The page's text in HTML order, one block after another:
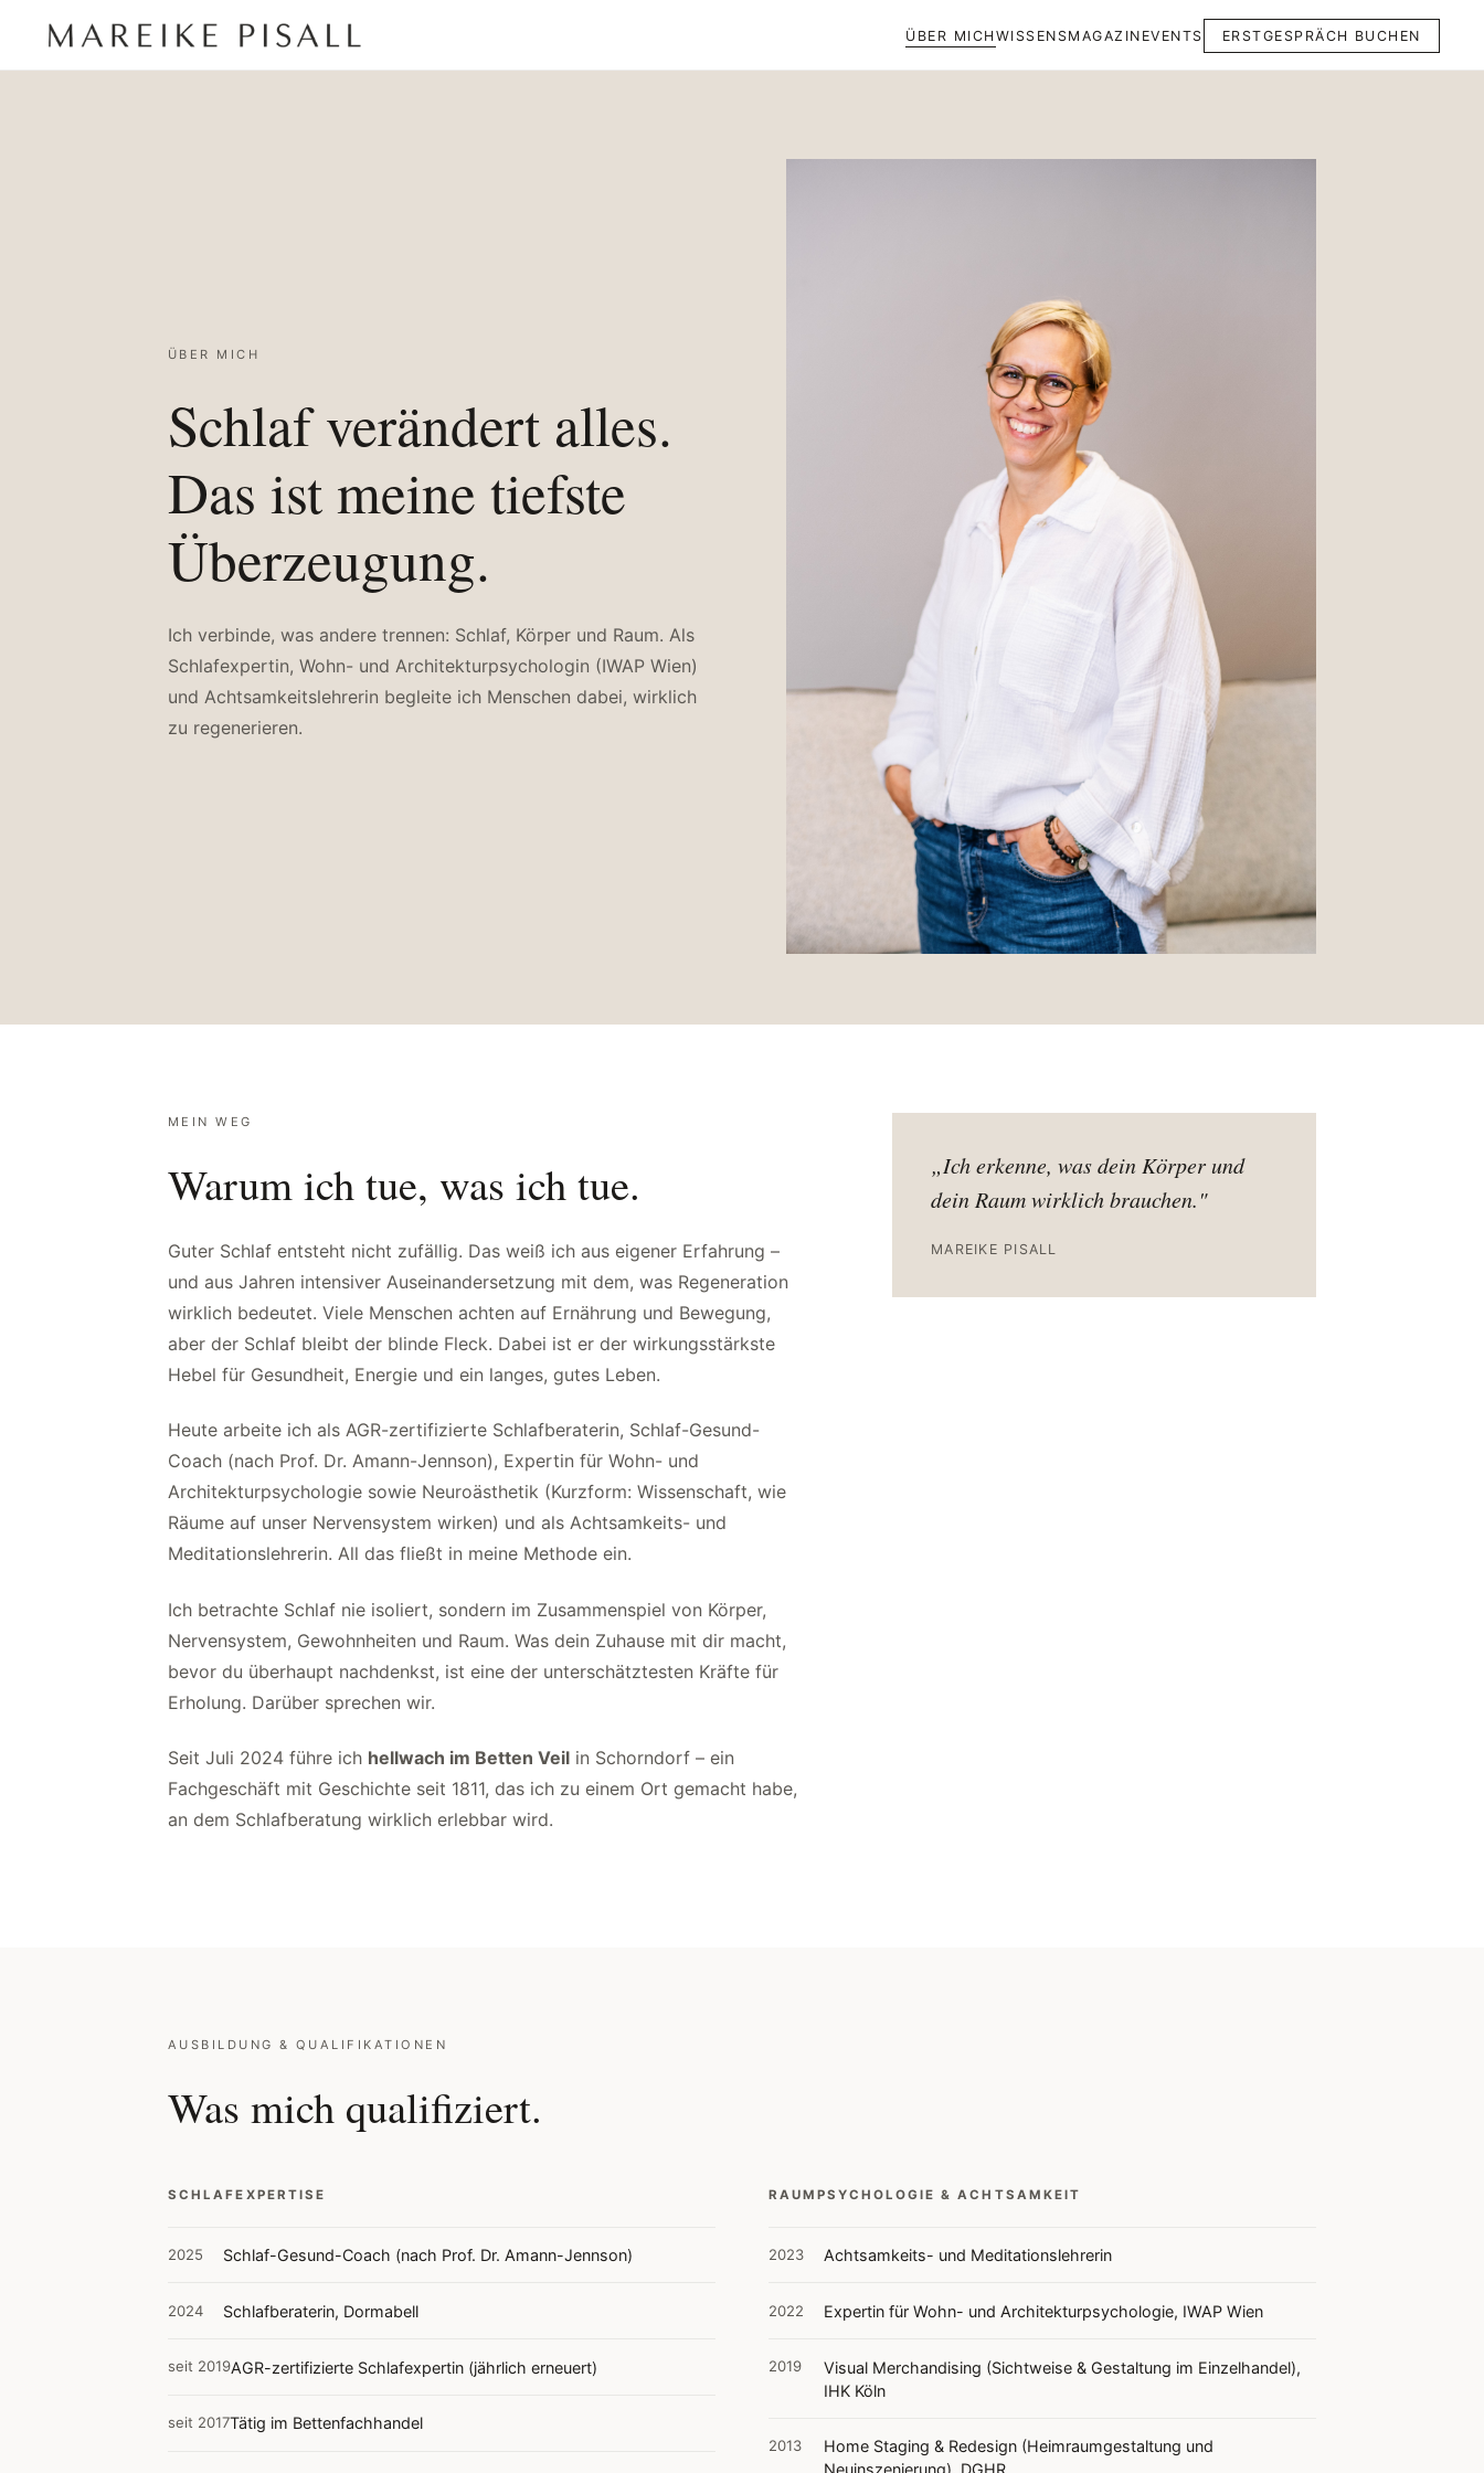
ÜBER MICHWISSENSMAGAZIN EVENTS ERSTGESPRÄCH BUCHEN
ÜBER MICH
Schlaf verändert alles.
Das ist meine tiefste
Überzeugung.
Ich verbinde, was andere trennen: Schlaf, Körper und Raum. Als
Schlafexpertin, Wohn- und Architekturpsychologin (IWAP Wien)
und Achtsamkeitslehrerin begleite ich Menschen dabei, wirklich
zu regenerieren.
MEIN WEG
Warum ich tue, was ich tue.
Guter Schlaf entsteht nicht zufällig. Das weiß ich aus eigener Erfahrung –
und aus Jahren intensiver Auseinandersetzung mit dem, was Regeneration
wirklich bedeutet. Viele Menschen achten auf Ernährung und Bewegung,
aber der Schlaf bleibt der blinde Fleck. Dabei ist er der wirkungsstärkste
Hebel für Gesundheit, Energie und ein langes, gutes Leben.
Heute arbeite ich als AGR-zertifizierte Schlafberaterin, Schlaf-Gesund-
Coach (nach Prof. Dr. Amann-Jennson), Expertin für Wohn- und
Architekturpsychologie sowie Neuroästhetik (Kurzform: Wissenschaft, wie
Räume auf unser Nervensystem wirken) und als Achtsamkeits- und
Meditationslehrerin. All das fließt in meine Methode ein.
Ich betrachte Schlaf nie isoliert, sondern im Zusammenspiel von Körper,
Nervensystem, Gewohnheiten und Raum. Was dein Zuhause mit dir macht,
bevor du überhaupt nachdenkst, ist eine der unterschätztesten Kräfte für
Erholung. Darüber sprechen wir.
Seit Juli 2024 führe ich hellwach im Betten Veil in Schorndorf – ein
Fachgeschäft mit Geschichte seit 1811, das ich zu einem Ort gemacht habe,
an dem Schlafberatung wirklich erlebbar wird.
„Ich erkenne, was dein Körper und
dein Raum wirklich brauchen."
MAREIKE PISALL
AUSBILDUNG & QUALIFIKATIONEN
Was mich qualifiziert.
SCHLAFEXPERTISE
2025 Schlaf-Gesund-Coach (nach Prof. Dr. Amann-Jennson)
2024 Schlafberaterin, Dormabell
seit 2019AGR-zertifizierte Schlafexpertin (jährlich erneuert)
seit 2017Tätig im Bettenfachhandel
RAUMPSYCHOLOGIE & ACHTSAMKEIT
2023 Achtsamkeits- und Meditationslehrerin
2022 Expertin für Wohn- und Architekturpsychologie, IWAP Wien
2019
Visual Merchandising (Sichtweise & Gestaltung im Einzelhandel),
IHK Köln
2013
Home Staging & Redesign (Heimraumgestaltung und